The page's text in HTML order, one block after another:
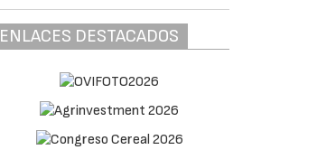
ENLACES DESTACADOS